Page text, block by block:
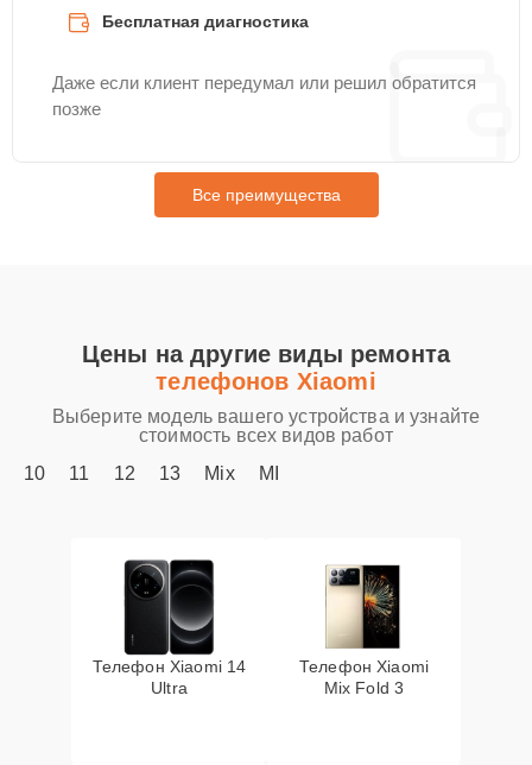
Бесплатная диагностика
Даже если клиент передумал или решил обратится
позже
Все преимущества
Цены на другие виды ремонта
телефонов Xiaomi
Выберите модель вашего устройства и узнайте
стоимость всех видов работ
10
11 12 13 Mix MI
Телефон Xiaomi 14
Ultra
Телефон Xiaomi
Mix Fold 3